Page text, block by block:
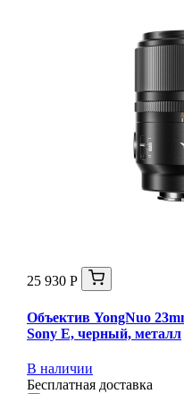
25 930 Р
Объектив YongNuo
Sony E, черный, металл
В наличии
Бесплатная доставка